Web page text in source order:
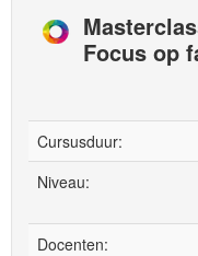
Curatorium
Locaties
Contact
Over
Focus op
Cursusduur:
Niveau:
Docenten: